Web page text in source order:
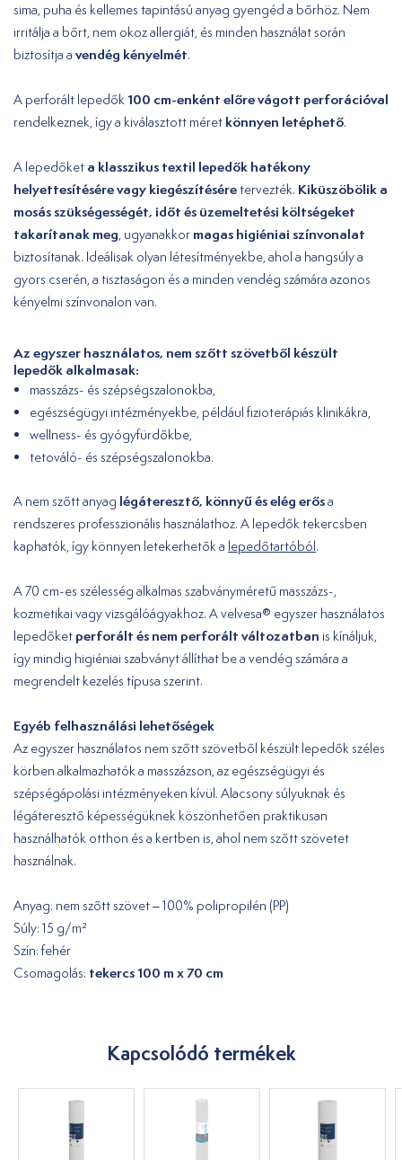
sima, puha és kellemes tapintású anyag gyengéd a bőrhöz. Nem
irritálja a bőrt, nem okoz allergiát, és minden használat során
biztosítja a vendég kényelmét.
A perforált lepedők100 cm-enként előre vágott perforációval
rendelkeznek, így a kiválasztott méret könnyen letéphető.
A lepedőket a klasszikus textil lepedők hatékony
helyettesítésére vagy kiegészítéséretervezték. Kiküszöbölik a
mosás szükségességét, időt és üzemeltetési költségeket
takarítanak meg, ugyanakkor magas higiéniai színvonalat
biztosítanak. Ideálisak olyan létesítményekbe, ahol a hangsúly a
gyors cserén, a tisztaságon és a minden vendég számára azonos
kényelmi színvonalon van.
Az egyszer használatos, nem szőtt szövetből készült
lepedők alkalmasak:
masszázs- és szépségszalonokba,
egészségügyi intézményekbe, például fizioterápiás klinikákra,
wellness- és gyógyfürdőkbe,
tetováló- és szépségszalonokba.
A nem szőtt anyag légáteresztő, könnyű és elég erősa
rendszeres professzionális használathoz. A lepedők tekercsben
kaphatók, így könnyen letekerhetők a lepedőtartóból.
A 70 cm-es szélesség alkalmas szabványméretű masszázs-,
kozmetikai vagy vizsgálóágyakhoz. A velvesa® egyszer használatos
lepedőket perforált és nem perforált változatban is kínáljuk,
így mindig higiéniai szabványt állíthat be a vendég számára a
megrendelt kezelés típusa szerint.
Egyéb felhasználási lehetőségek
Az egyszer használatos nem szőtt szövetből készült lepedők széles
körben alkalmazhatók a masszázson, az egészségügyi és
szépségápolási intézményeken kívül. Alacsony súlyuknak és
légáteresztő képességüknek köszönhetően praktikusan
használhatók otthon és a kertben is, ahol nem szőtt szövetet
használnak.
Anyag: nem szőtt szövet – 100% polipropilén (PP)
Súly: 15 g/m²
Szín: fehér
Csomagolás: tekercs 100 m x 70 cm
Kapcsolódó termékek